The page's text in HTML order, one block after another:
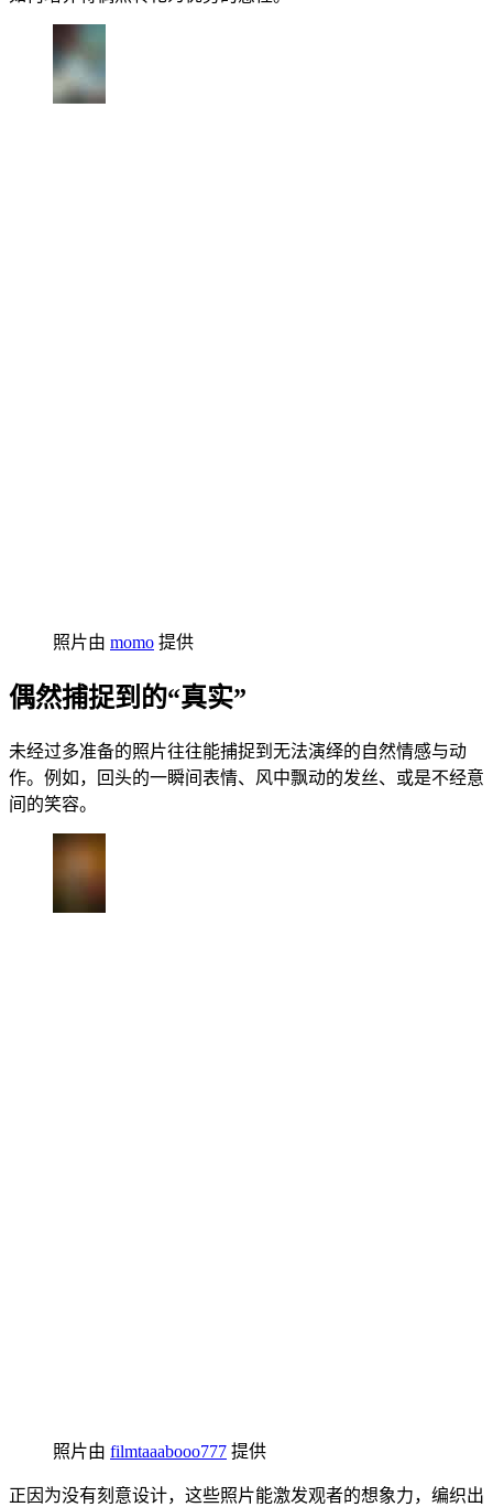
照片由 momo 提供
偶然捕捉到的“真实”
未经过多准备的照片往往能捕捉到无法演绎的自然情感与动
作。例如，回头的一瞬间表情、风中飘动的发丝、或是不经意
间的笑容。
照片由 filmtaaabooo777 提供
正因为没有刻意设计，这些照片能激发观者的想象力，编织出